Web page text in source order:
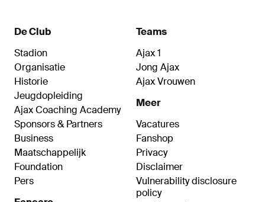
De Club
Stadion
Organisatie
Historie
Jeugdopleiding
Ajax Coaching Academy
Sponsors & Partners
Business
Maatschappelijk
Foundation
Pers
Teams
Ajax 1
Jong Ajax
Ajax Vrouwen
Meer
Vacatures
Fanshop
Privacy
Disclaimer
Vulnerability disclosure
policy